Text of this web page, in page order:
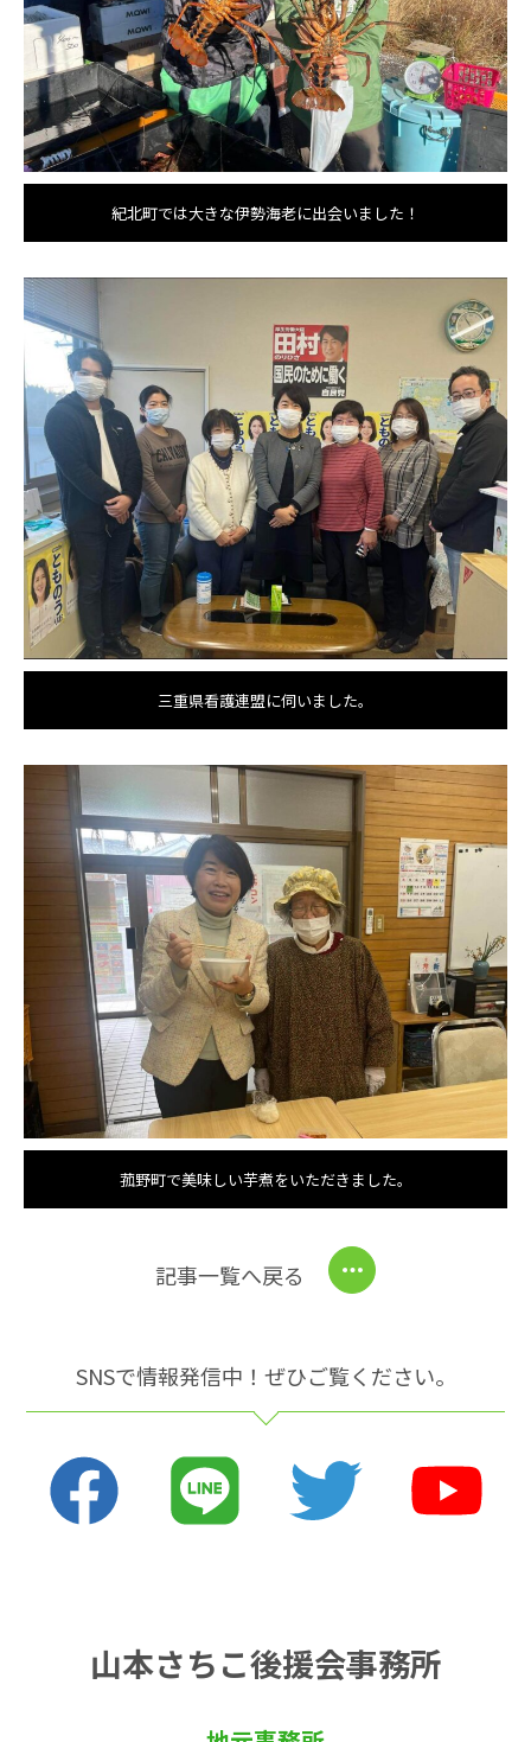
紀北町では大きな伊勢海老に出会いました！
三重県看護連盟に伺いました。
菰野町で美味しい芋煮をいただきました。
記事一覧へ戻る
SNSで情報発信中！ぜひご覧ください。
山本さちこ後援会事務所